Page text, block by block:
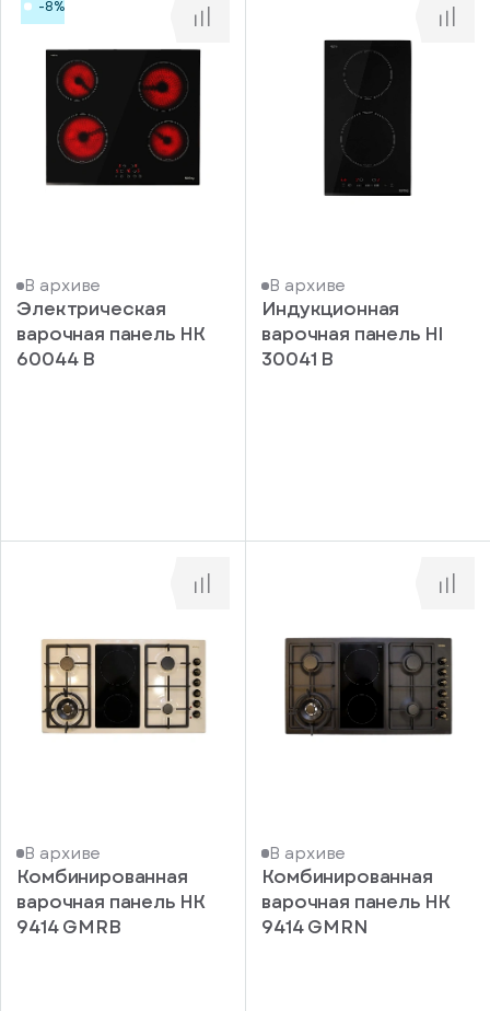
-8%
В архиве
Электрическая
варочная панель HK
60044 B
В архиве
Индукционная
варочная панель HI
30041 B
В архиве
Комбинированная
варочная панель HK
9414 GMRB
В архиве
Комбинированная
варочная панель HK
9414 GMRN